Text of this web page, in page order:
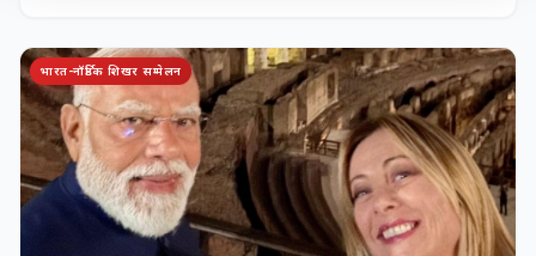
भारत-नॉर्डिक शिखर सम्मेलन